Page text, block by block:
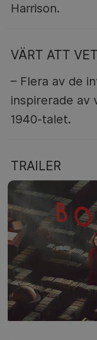
Harrison.
VÄRT ATT
– Flera av de
inspirerade av
1940-talet.
TRAILER